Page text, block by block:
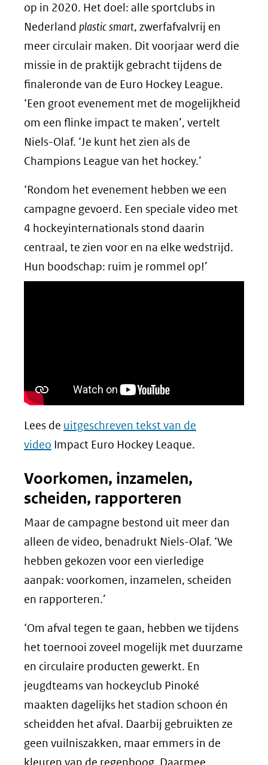
op in 2020. Het doel: alle sportclubs in
Nederland plastic smart, zwerfafvalvrij en
meer circulair maken. Dit voorjaar werd die
missie in de praktijk gebracht tijdens de
finaleronde van de Euro Hockey League.
‘Een groot evenement met de mogelijkheid
om een flinke impact te maken’, vertelt
Niels-Olaf. ‘Je kunt het zien als de
Champions League van het hockey.’
‘Rondom het evenement hebben we een
campagne gevoerd. Een speciale video met
4 hockeyinternationals stond daarin
centraal, te zien voor en na elke wedstrijd.
Hun boodschap: ruim je rommel op!’
Lees de uitgeschreven tekst van de
video Impact Euro Hockey Leaque.
Voorkomen, inzamelen,
scheiden, rapporteren
Maar de campagne bestond uit meer dan
alleen de video, benadrukt Niels-Olaf. ‘We
hebben gekozen voor een vierledige
aanpak: voorkomen, inzamelen, scheiden
en rapporteren.’
‘Om afval tegen te gaan, hebben we tijdens
het toernooi zoveel mogelijk met duurzame
en circulaire producten gewerkt. En
jeugdteams van hockeyclub Pinoké
maakten dagelijks het stadion schoon én
scheidden het afval. Daarbij gebruikten ze
geen vuilniszakken, maar emmers in de